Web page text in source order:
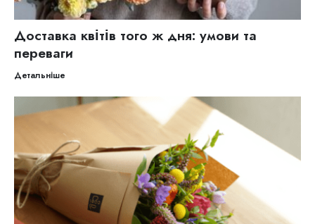
Доставка квітів того ж дня: умови та
переваги
Детальніше